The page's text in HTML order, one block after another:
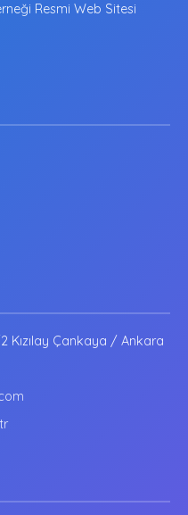
Resmi Web Sitesi
2 Kızılay Çankaya / Ankara